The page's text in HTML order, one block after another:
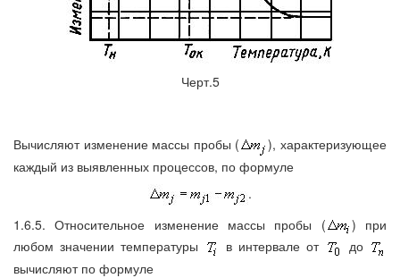
Черт.5
Вычисляют изменение массы пробы (
), характеризующее
каждый из выявленных процессов, по формуле
.
1.6.5. Относительное изменение массы пробы (
) при
любом значении температуры
в интервале от
до
вычисляют по формуле